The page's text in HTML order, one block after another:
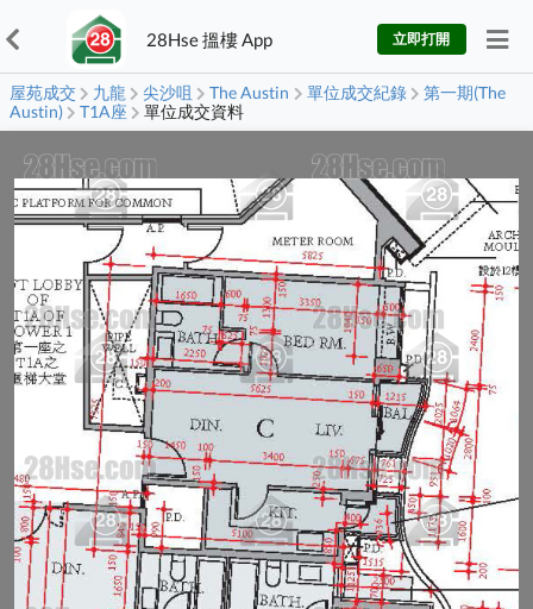
28Hse 搵樓 App 立即打開
屋苑成交 九龍 尖沙咀 The Austin 單位成交紀錄
第一期(The
Austin)
T1A座 單位成交資料